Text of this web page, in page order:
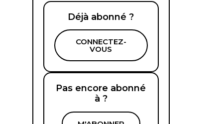
Déjà abonné ?
CONNECTEZ-
VOUS
Pas encore abonné
à ?